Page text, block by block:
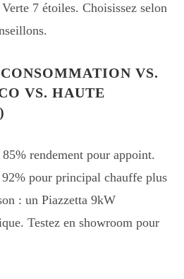
7 étoiles. Choisissez selon
VS.
VS. HAUTE
rendement pour appoint.
pour principal chauffe plus
: un Piazzetta 9kW
Testez en showroom pour